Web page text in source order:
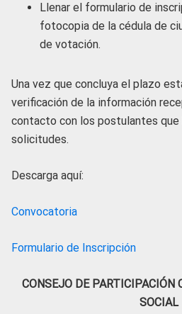
Llenar el formulario de
fotocopia de la cédula de
de votación.
Una vez que concluya el plazo
verificación de la información
contacto con los postulantes que
solicitudes.
Descarga aquí:
Convocatoria
Formulario de Inscripción
CONSEJO DE PARTICIPACIÓN
SOCIAL